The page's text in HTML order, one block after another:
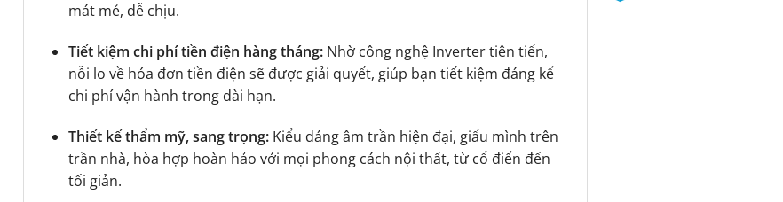
mát mẻ, dễ chịu.
Tiết kiệm chi phí tiền điện hàng tháng: Nhờ công nghệ Inverter tiên tiến,
nỗi lo về hóa đơn tiền điện sẽ được giải quyết, giúp bạn tiết kiệm đáng kể
chi phí vận hành trong dài hạn.
Thiết kế thẩm mỹ, sang trọng: Kiểu dáng âm trần hiện đại, giấu mình trên
trần nhà, hòa hợp hoàn hảo với mọi phong cách nội thất, từ cổ điển đến
tối giản.